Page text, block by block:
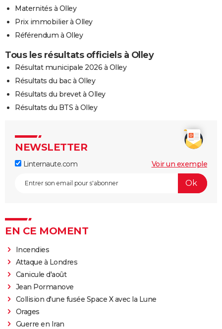
Maternités à Olley
Prix immobilier à Olley
Référendum à Olley
Tous les résultats officiels à Olley
Résultat municipale 2026 à Olley
Résultats du bac à Olley
Résultats du brevet à Olley
Résultats du BTS à Olley
NEWSLETTER
Linternaute.com Voir un exemple
EN CE MOMENT
Incendies
Attaque à Londres
Canicule d'août
Jean Pormanove
Collision d'une fusée Space X avec la Lune
Orages
Guerre en Iran